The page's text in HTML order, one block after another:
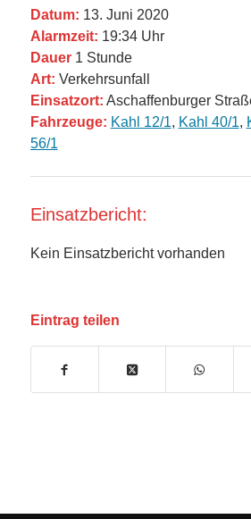
Datum: 13. Juni 2020
Alarmzeit: 19:34 Uhr
Dauer1 Stunde
Art: Verkehrsunfall
Einsatzort: Aschaffenburger
Fahrzeuge: Kahl 12/1, Kahl 40/1,
56/1
Einsatzbericht:
Kein Einsatzbericht vorhanden
Eintrag teilen